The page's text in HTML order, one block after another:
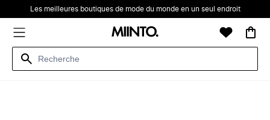
Les meilleures boutiques de mode du monde en un seul endroit